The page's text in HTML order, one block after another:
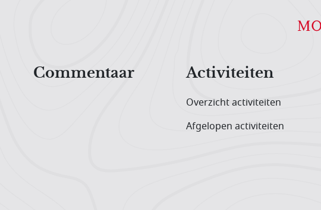
Commentaar
Activiteiten
Overzicht activiteiten
Afgelopen activiteiten